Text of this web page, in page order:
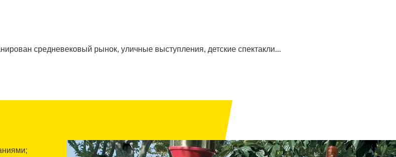
средневековый рынок, уличные выступления, детские спектакли...